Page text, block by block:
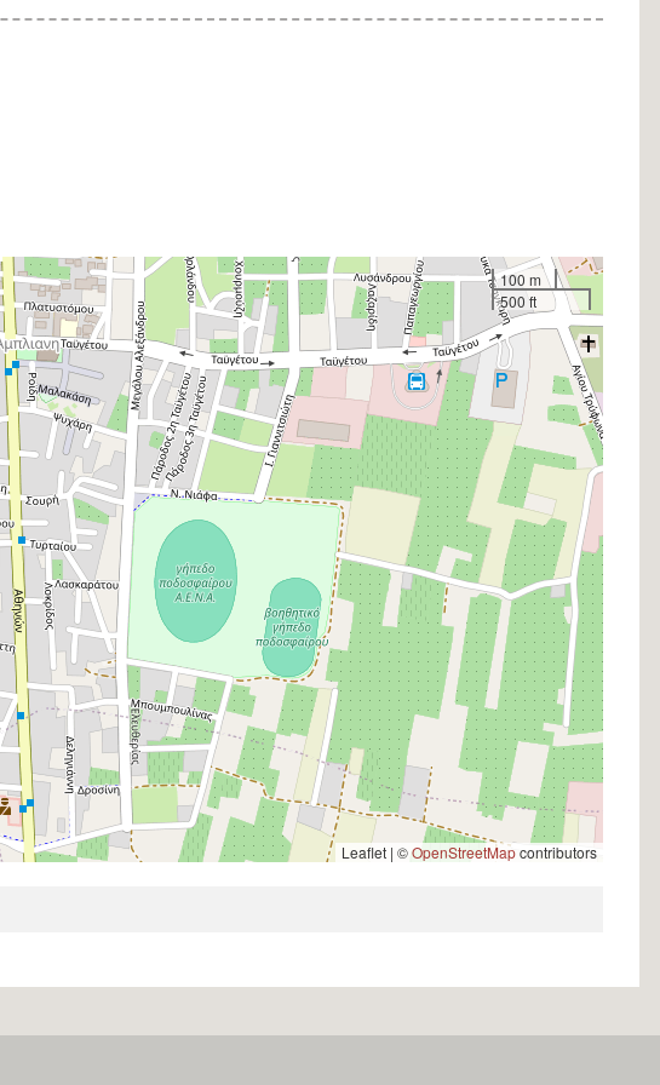
100 m
500 ft
Leaflet | ©OpenStreetMapcontributors